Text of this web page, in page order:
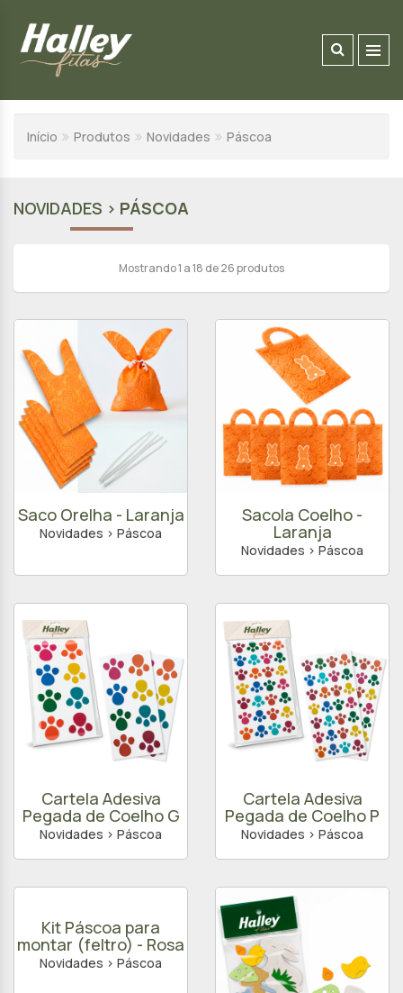
Início Produtos Novidades Páscoa
NOVIDADES > PÁSCOA
Mostrando 1 a 18 de 26 produtos
Saco Orelha - Laranja
Novidades > Páscoa
Sacola Coelho -
Laranja
Novidades > Páscoa
Cartela Adesiva
Pegada de Coelho G
Novidades > Páscoa
Cartela Adesiva
Pegada de Coelho P
Novidades > Páscoa
Kit Páscoa para
montar (feltro) - Rosa
Novidades > Páscoa